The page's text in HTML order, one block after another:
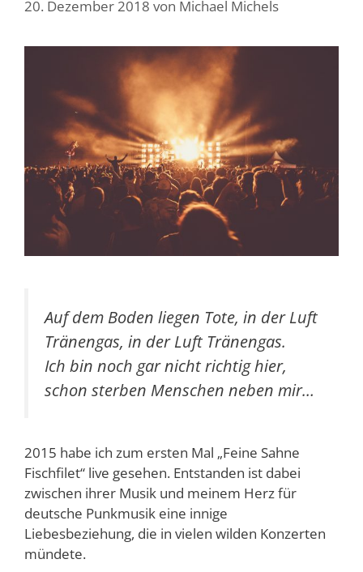
20. Dezember 2018 von Michael Michels
Auf dem Boden liegen Tote, in der Luft
Tränengas, in der Luft Tränengas.
Ich bin noch gar nicht richtig hier,
schon sterben Menschen neben mir…
2015 habe ich zum ersten Mal „Feine Sahne
Fischfilet“ live gesehen. Entstanden ist dabei
zwischen ihrer Musik und meinem Herz für
deutsche Punkmusik eine innige
Liebesbeziehung, die in vielen wilden Konzerten
mündete.